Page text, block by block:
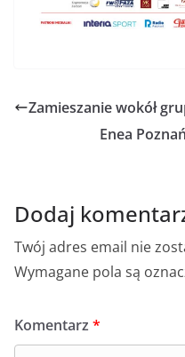
Zamieszanie wokół
Enea
Dodaj
Twój adres email nie
Wymagane pola są
Komentarz *